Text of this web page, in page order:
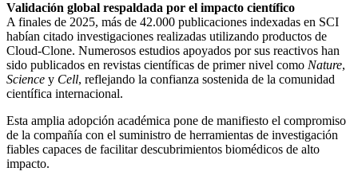
Validación global respaldada por el impacto científico
A finales de 2025, más de 42.000 publicaciones indexadas en SCI
habían citado investigaciones realizadas utilizando productos de
Cloud-Clone. Numerosos estudios apoyados por sus reactivos han
sido publicados en revistas científicas de primer nivel como Nature,
Science y Cell, reflejando la confianza sostenida de la comunidad
científica internacional.
Esta amplia adopción académica pone de manifiesto el compromiso
de la compañía con el suministro de herramientas de investigación
fiables capaces de facilitar descubrimientos biomédicos de alto
impacto.